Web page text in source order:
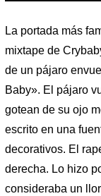
La portada más
mixtape de
de un pájaro
Baby». El pájaro
gotean de su ojo
escrito en una
decorativos. El
derecha. Lo hizo
consideraba un